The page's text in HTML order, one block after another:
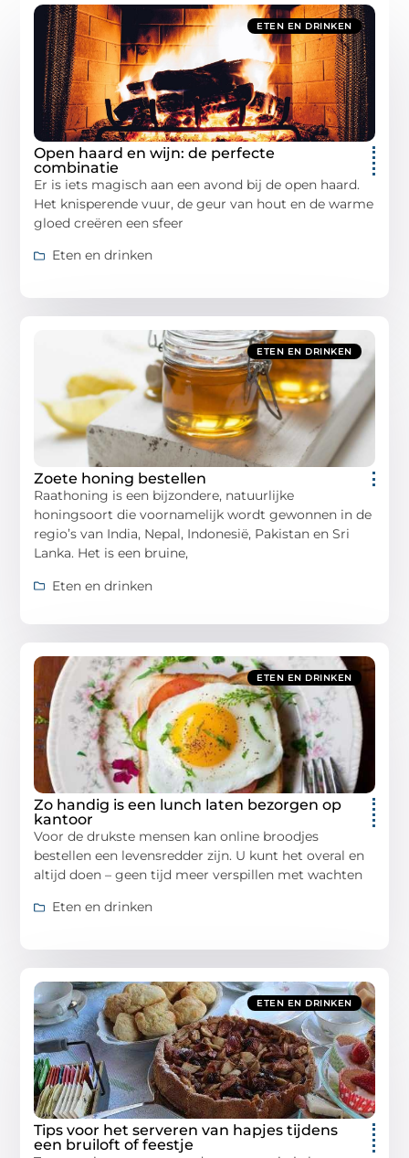
ETEN EN DRINKEN
Open haard en wijn: de perfecte
combinatie
Er is iets magisch aan een avond bij de open haard.
Het knisperende vuur, de geur van hout en de warme
gloed creëren een sfeer
Eten en drinken
ETEN EN DRINKEN
Zoete honing bestellen
Raathoning is een bijzondere, natuurlijke
honingsoort die voornamelijk wordt gewonnen in de
regio’s van India, Nepal, Indonesië, Pakistan en Sri
Lanka. Het is een bruine,
Eten en drinken
ETEN EN DRINKEN
Zo handig is een lunch laten bezorgen op
kantoor
Voor de drukste mensen kan online broodjes
bestellen een levensredder zijn. U kunt het overal en
altijd doen – geen tijd meer verspillen met wachten
Eten en drinken
ETEN EN DRINKEN
Tips voor het serveren van hapjes tijdens
een bruiloft of feestje